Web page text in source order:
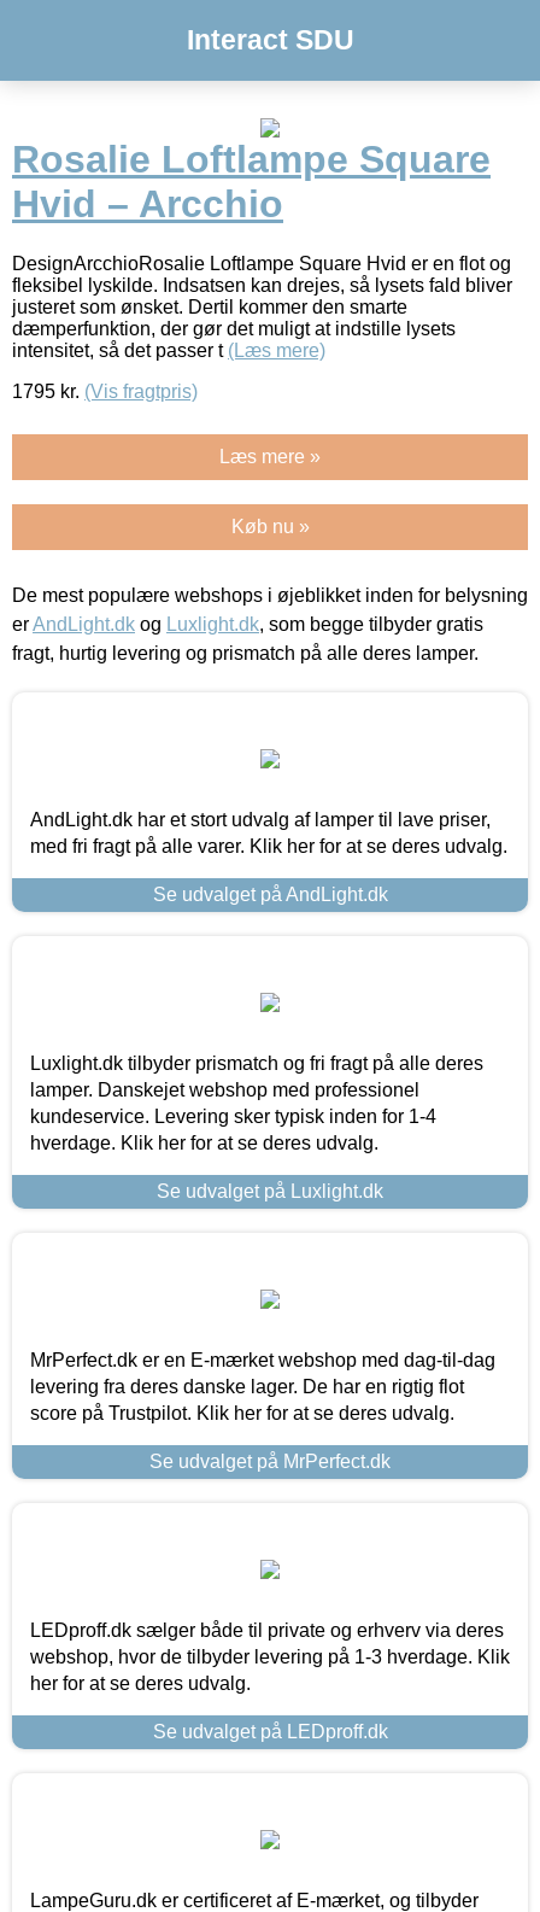
Interact SDU
Rosalie Loftlampe Square
Hvid – Arcchio
DesignArcchioRosalie Loftlampe Square Hvid er en flot og
fleksibel lyskilde. Indsatsen kan drejes, så lysets fald bliver
justeret som ønsket. Dertil kommer den smarte
dæmperfunktion, der gør det muligt at indstille lysets
intensitet, så det passer t (Læs mere)
1795 kr. (Vis fragtpris)
Læs mere »
Køb nu »
De mest populære webshops i øjeblikket inden for belysning
erAndLight.dk og Luxlight.dk, som begge tilbyder gratis
fragt, hurtig levering og prismatch på alle deres lamper.
AndLight.dk har et stort udvalg af lamper til lave priser,
med fri fragt på alle varer. Klik her for at se deres udvalg.
Se udvalget på AndLight.dk
Luxlight.dk tilbyder prismatch og fri fragt på alle deres
lamper. Danskejet webshop med professionel
kundeservice. Levering sker typisk inden for 1-4
hverdage. Klik her for at se deres udvalg.
Se udvalget på Luxlight.dk
MrPerfect.dk er en E-mærket webshop med dag-til-dag
levering fra deres danske lager. De har en rigtig flot
score på Trustpilot. Klik her for at se deres udvalg.
Se udvalget på MrPerfect.dk
LEDproff.dk sælger både til private og erhverv via deres
webshop, hvor de tilbyder levering på 1-3 hverdage. Klik
her for at se deres udvalg.
Se udvalget på LEDproff.dk
LampeGuru.dk er certificeret af E-mærket, og tilbyder